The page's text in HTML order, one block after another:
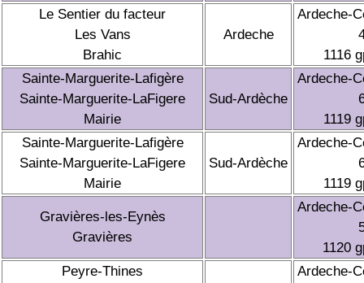
Le Sentier du facteur
Les Vans
Brahic
Ardeche
Ardeche-
1116
Sainte-Marguerite-Lafigère
Sainte-Marguerite-LaFigere
Mairie
Sud-Ardèche
Ardeche-
1119
Sainte-Marguerite-Lafigère
Sainte-Marguerite-LaFigere
Mairie
Sud-Ardèche
Ardeche-
1119
Gravières-les-Eynès
Gravières
Ardeche-
1120
Peyre-Thines
Ardeche-